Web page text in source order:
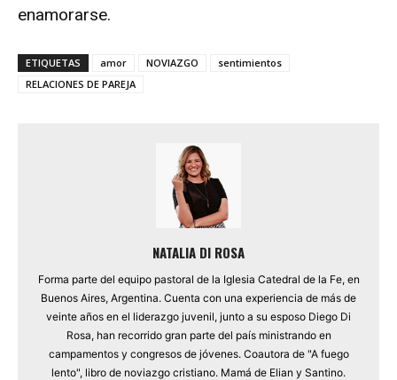
enamorarse.
ETIQUETAS amor NOVIAZGO
sentimientos
RELACIONES DE PAREJA
NATALIA DI ROSA
Forma parte del equipo pastoral de la Iglesia Catedral de la Fe, en
Buenos Aires, Argentina. Cuenta con una experiencia de más de
veinte años en el liderazgo juvenil, junto a su esposo Diego Di
Rosa, han recorrido gran parte del país ministrando en
campamentos y congresos de jóvenes. Coautora de "A fuego
lento", libro de noviazgo cristiano. Mamá de Elian y Santino.